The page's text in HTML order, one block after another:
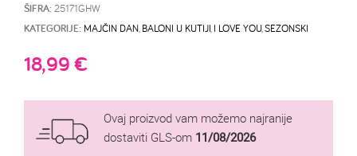
ŠIFRA: 25171GHW
KATEGORIJE: MAJČIN DAN BALONI U KUTIJI I LOVE YOU,SEZONSKI
18,99€
Ovaj proizvod vam možemo najranije
dostaviti GLS-om 11/08/2026